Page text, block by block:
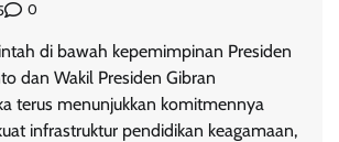
0
di bawah kepemimpinan Presiden
dan Wakil Presiden Gibran
terus menunjukkan komitmennya
infrastruktur pendidikan keagamaan,